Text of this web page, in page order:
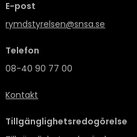
E-post
rymdstyrelsen@snsa.se
Telefon
08-40 90 77 00
Kontakt
Tillgänglighetsredogörelse